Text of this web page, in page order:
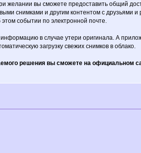
желании вы сможете предоставить общий
снимками и другим контентом с друзьями и
событии по электронной почте.
в случае утери оригинала. А
загрузку свежих снимков в облако.
решения вы сможете на официальном